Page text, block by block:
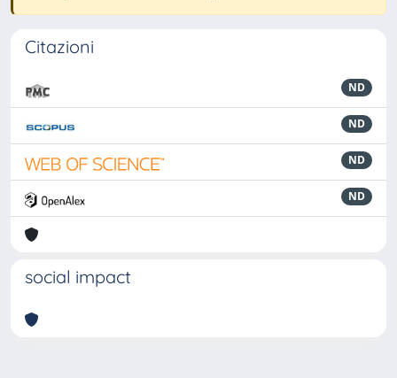
Citazioni
ND
ND
ND
ND
social impact